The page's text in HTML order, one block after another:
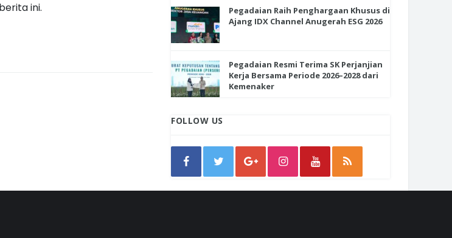
ini.
Pegadaian Raih Penghargaan Khusus di
Ajang IDX Channel Anugerah ESG 2026
Pegadaian Resmi Terima SK Perjanjian
Kerja Bersama Periode 2026–2028 dari
Kemenaker
FOLLOW US